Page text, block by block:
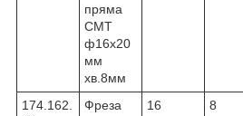
пряма
CMT
ф16х20
мм
хв.8мм
174.162.
Фреза
16 8